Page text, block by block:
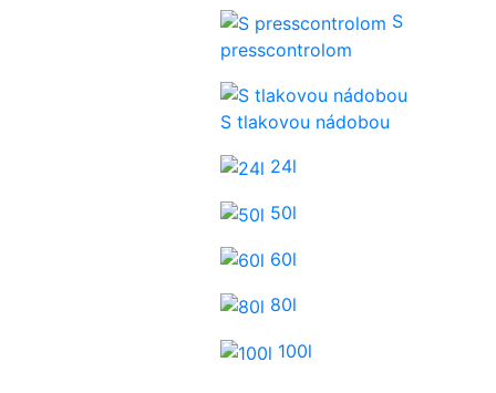
S
presscontrolom
S tlakovou nádobou
24l
50l
60l
80l
100l